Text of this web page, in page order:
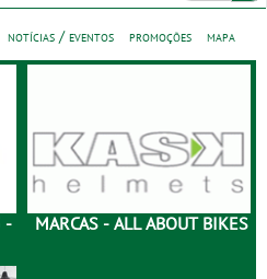
notícias / eventos promoções mapa
-
MARCAS - ALL ABOUT BIKES